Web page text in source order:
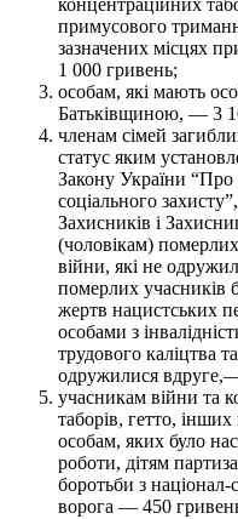
концентраційних
примусового
зазначених місцях
1 000 гривень;
особам, які мають
Батьківщиною, — 3
членам сімей
статус яким
Закону України “Про
соціального
Захисників і
(чоловікам) померлих
війни, які не
померлих учасників
жертв нацистських
особами з
трудового каліцтва
одружилися
учасникам війни та
таборів, гетто,
особам, яких було
роботи, дітям
боротьби з
ворога — 450